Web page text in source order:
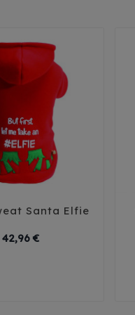
Santa Elfie
42,96 €Prix